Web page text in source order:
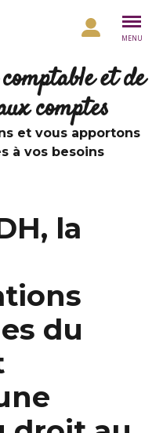
MENU
et de
comptes
et vous apportons
à vos besoins
la
du